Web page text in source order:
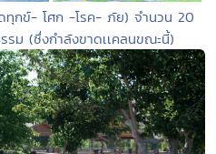
ทุกข์- โศก -โรค- ภัย) จำนวน 20
รม (ซึ่งกำลังขาดเเคลนขณะนี้)